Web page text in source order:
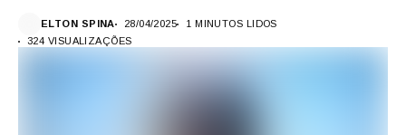
ELTON SPINA 28/04/2025
1 MINUTOS LIDOS
324 VISUALIZAÇÕES